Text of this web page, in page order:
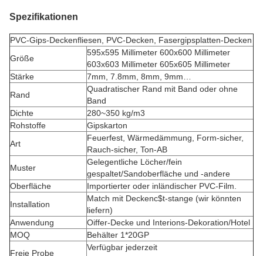
Spezifikationen
PVC-Gips-Deckenfliesen, PVC-Decken, Fasergipsplatten-Decken
Größe
595x595 Millimeter 600x600 Millimeter
603x603 Millimeter 605x605 Millimeter
Stärke
7mm, 7.8mm, 8mm, 9mm…
Rand
Quadratischer Rand mit Band oder ohne
Band
Dichte
280~350 kg/m3
Rohstoffe
Gipskarton
Art
Feuerfest, Wärmedämmung, Form-sicher,
Rauch-sicher, Ton-AB
Muster
Gelegentliche Löcher/fein
gespaltet/Sandoberfläche und -andere
Oberfläche
Importierter oder inländischer PVC-Film.
Installation
Match mit Deckenc$t-stange (wir könnten
liefern)
Anwendung
Oiffer-Decke und Interions-Dekoration/Hotel
MOQ
Behälter 1*20GP
Freie Probe
Verfügbar jederzeit